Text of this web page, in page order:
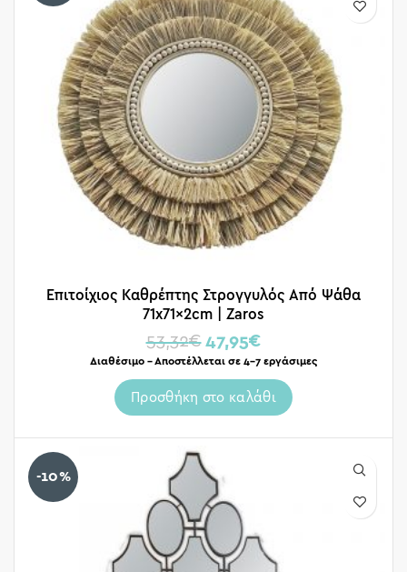
Επιτοίχιος Καθρέπτης Στρογγυλός Από Ψάθα
71x71x2cm | Zaros
53,32€ 47,95€
Διαθέσιμο – Αποστέλλεται σε 4-7 εργάσιμες
Προσθήκη στο καλάθι
-10%